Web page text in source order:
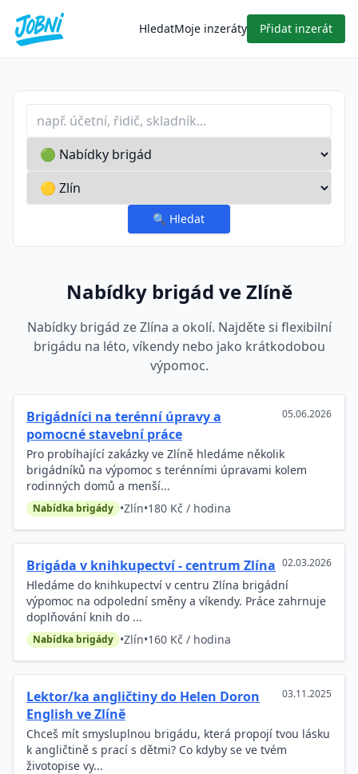
HledatMoje inzeráty Přidat inzerát
Profese nebo klíčové slovo
Typ inzerátu
Lokalita
🔍 Hledat
Nabídky brigád ve Zlíně
Nabídky brigád ze Zlína a okolí. Najděte si flexibilní
brigádu na léto, víkendy nebo jako krátkodobou
výpomoc.
Brigádníci na terénní úpravy a
pomocné stavební práce
05.06.2026
Pro probíhající zakázky ve Zlíně hledáme několik
brigádníků na výpomoc s terénními úpravami kolem
rodinných domů a menší...
Nabídka brigády •Zlín•180 Kč / hodina
Brigáda v knihkupectví - centrum Zlína 02.03.2026
Hledáme do knihkupectví v centru Zlína brigádní
výpomoc na odpolední směny a víkendy. Práce zahrnuje
doplňování knih do ...
Nabídka brigády •Zlín•160 Kč / hodina
Lektor/ka angličtiny do Helen Doron
English ve Zlíně
03.11.2025
Chceš mít smysluplnou brigádu, která propojí tvou lásku
k angličtině s prací s dětmi? Co kdyby se ve tvém
životopise vy...